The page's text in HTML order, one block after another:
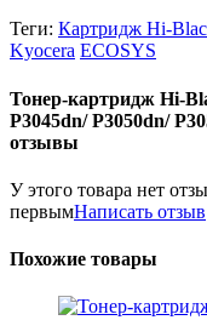
Теги: Картридж Hi-
Kyocera ECOSYS
Тонер-картридж Hi-
P3045dn/ P3050dn/
отзывы
У этого товара нет
первымНаписать отзыв
Похожие товары